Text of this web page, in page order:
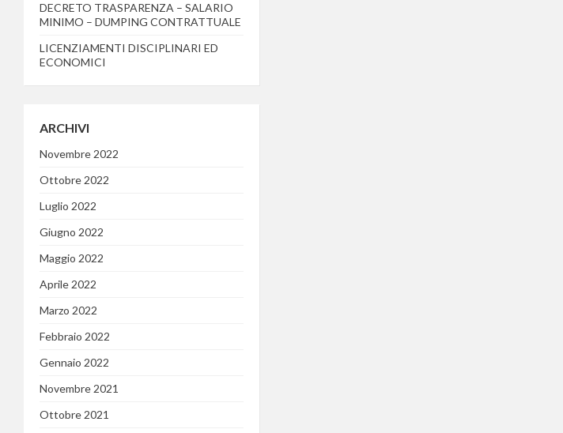
DECRETO TRASPARENZA – SALARIO
MINIMO – DUMPING CONTRATTUALE
LICENZIAMENTI DISCIPLINARI ED
ECONOMICI
ARCHIVI
Novembre 2022
Ottobre 2022
Luglio 2022
Giugno 2022
Maggio 2022
Aprile 2022
Marzo 2022
Febbraio 2022
Gennaio 2022
Novembre 2021
Ottobre 2021